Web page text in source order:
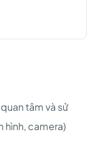
tâm và sử
hình, camera)